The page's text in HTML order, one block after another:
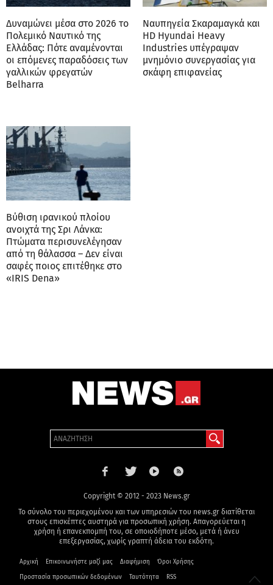
Δυναμώνει μέσα στο 2026 το
Πολεμικό Ναυτικό της
Ελλάδας: Πότε αναμένονται
οι επόμενες παραδόσεις των
γαλλικών φρεγατών
Belharra
Ναυπηγεία Σκαραμαγκά και
HD Hyundai Heavy
Industries υπέγραψαν
μνημόνιο συνεργασίας για
σκάφη επιφανείας
Βύθιση ιρανικού πλοίου
ανοιχτά της Σρι Λάνκα:
Πτώματα περισυνελέγησαν
από τη θάλασσα – Δεν είναι
σαφές ποιος επιτέθηκε στο
«IRIS Dena»
Copyright © 2012 - 2023 News.gr
Το σύνολο του περιεχομένου και των υπηρεσιών του news.gr διατίθεται
στους επισκέπτες αυστηρά για προσωπική χρήση. Απαγορεύεται η
χρήση ή επανεκπομπή του, σε οποιοδήποτε μέσο, μετά ή άνευ
επεξεργασίας, χωρίς γραπτή άδεια του εκδότη.
Αρχική Επικοινωνήστε μαζί μας Διαφήμιση Όροι Χρήσης
Προστασία προσωπικών δεδομένων Ταυτότητα RSS